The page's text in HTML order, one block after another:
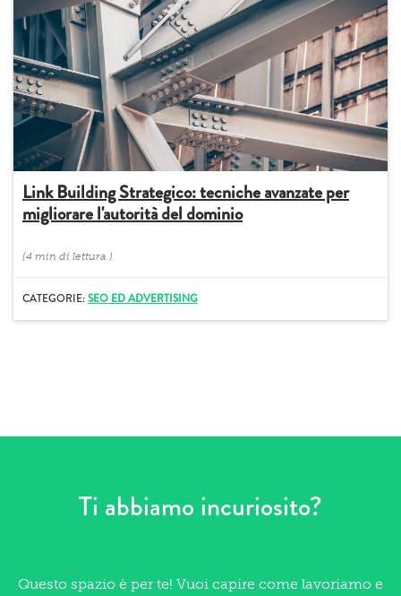
Link Building Strategico: tecniche avanzate per
migliorare l'autorità del dominio
(4 min di lettura )
CATEGORIE:SEO ED ADVERTISING
Ti abbiamo incuriosito?
Questo spazio è per te! Vuoi capire come lavoriamo e